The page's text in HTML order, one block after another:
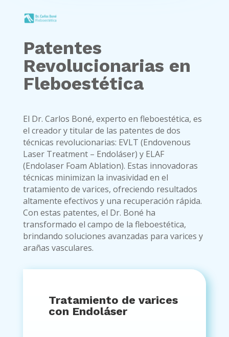
Patentes
Revolucionarias en
Fleboestética
El Dr. Carlos Boné, experto en fleboestética, es
el creador y titular de las patentes de dos
técnicas revolucionarias: EVLT (Endovenous
Laser Treatment – Endoláser) y ELAF
(Endolaser Foam Ablation). Estas innovadoras
técnicas minimizan la invasividad en el
tratamiento de varices, ofreciendo resultados
altamente efectivos y una recuperación rápida.
Con estas patentes, el Dr. Boné ha
transformado el campo de la fleboestética,
brindando soluciones avanzadas para varices y
arañas vasculares.
Tratamiento de varices
con Endoláser